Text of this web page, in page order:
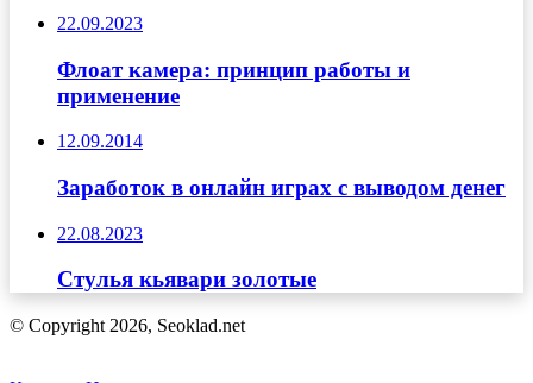
22.09.2023
Флоат камера: принцип работы и
применение
12.09.2014
Заработок в онлайн играх с выводом денег
22.08.2023
Стулья кьявари золотые
© Copyright 2026, Seoklad.net